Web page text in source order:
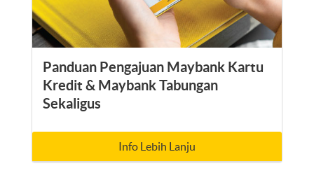
Panduan Pengajuan Maybank Kartu
Kredit & Maybank Tabungan
Sekaligus
Info Lebih Lanju